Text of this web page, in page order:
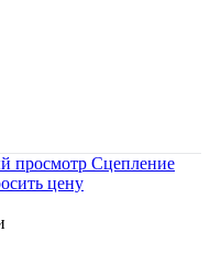
просмотр Сцепление
цену